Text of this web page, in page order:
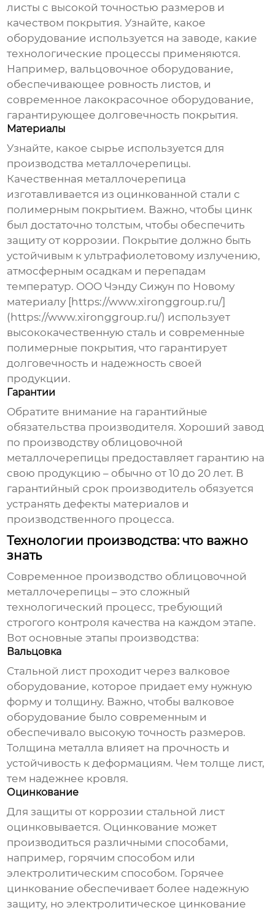
листы с высокой точностью размеров и
качеством покрытия. Узнайте, какое
оборудование используется на заводе, какие
технологические процессы применяются.
Например, вальцовочное оборудование,
обеспечивающее ровность листов, и
современное лакокрасочное оборудование,
гарантирующее долговечность покрытия.
Материалы
Узнайте, какое сырье используется для
производства металлочерепицы.
Качественная металлочерепица
изготавливается из оцинкованной стали с
полимерным покрытием. Важно, чтобы цинк
был достаточно толстым, чтобы обеспечить
защиту от коррозии. Покрытие должно быть
устойчивым к ультрафиолетовому излучению,
атмосферным осадкам и перепадам
температур. ООО Чэнду Сижун по Новому
материалу [https://www.xironggroup.ru/]
(https://www.xironggroup.ru/) использует
высококачественную сталь и современные
полимерные покрытия, что гарантирует
долговечность и надежность своей
продукции.
Гарантии
Обратите внимание на гарантийные
обязательства производителя. Хорошийзавод
по производству облицовочной
металлочерепицы предоставляет гарантию на
свою продукцию – обычно от 10 до 20 лет. В
гарантийный срок производитель обязуется
устранять дефекты материалов и
производственного процесса.
Технологии производства: что важно
знать
Современное производство облицовочной
металлочерепицы – это сложный
технологический процесс, требующий
строгого контроля качества на каждом этапе.
Вот основные этапы производства:
Вальцовка
Стальной лист проходит через валковое
оборудование, которое придает ему нужную
форму и толщину. Важно, чтобы валковое
оборудование было современным и
обеспечивало высокую точность размеров.
Толщина металла влияет на прочность и
устойчивость к деформациям. Чем толще лист,
тем надежнее кровля.
Оцинкование
Для защиты от коррозии стальной лист
оцинковывается. Оцинкование может
производиться различными способами,
например, горячим способом или
электролитическим способом. Горячее
цинкование обеспечивает более надежную
защиту, но электролитическое цинкование